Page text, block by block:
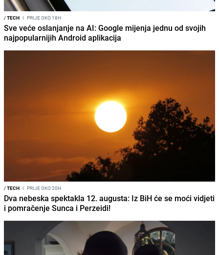
/TECH I PRIJE OKO 18H
Sve veće oslanjanje na AI: Google mijenja jednu od svojih
najpopularnijih Android aplikacija
/TECH I PRIJE OKO 20H
Dva nebeska spektakla 12. augusta: Iz BiH će se moći vidjeti
i pomračenje Sunca i Perzeidi!